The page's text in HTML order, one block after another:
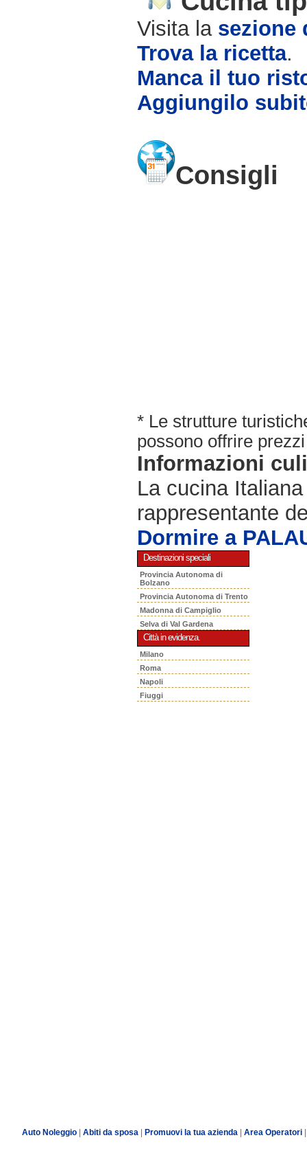
Visita la sezione
Trova la ricetta.
Manca il tuo
Aggiungilo
Consigli
* Le strutture
possono offrire
Informazioni
La cucina
rappresentante
Dormire a
Destinazioni speciali
Provincia Autonoma di
Bolzano
Provincia Autonoma di Trento
Madonna di Campiglio
Selva di Val Gardena
Città in evidenza.
Milano
Roma
Napoli
Fiuggi
Auto Noleggio| Abiti da sposa| Promuovi la tua azienda Area Operatori